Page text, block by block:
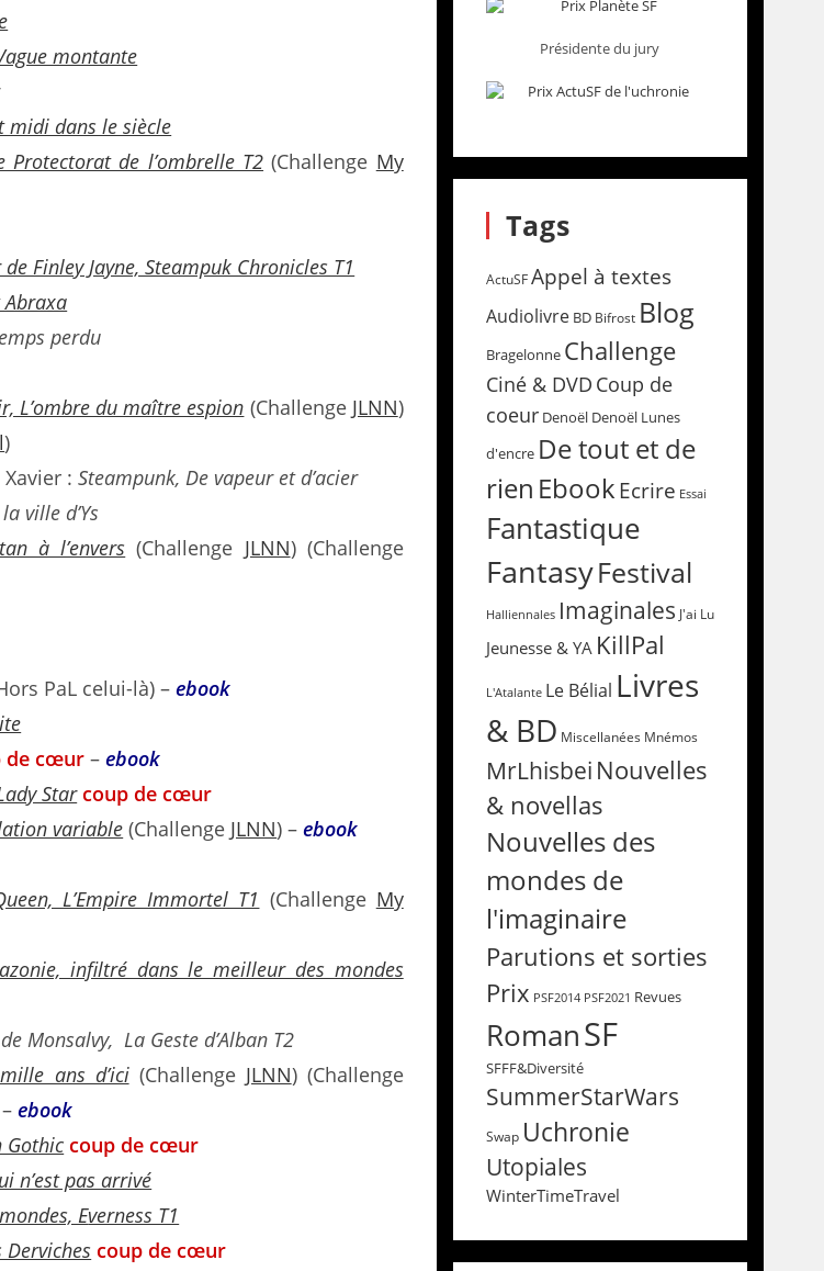
montante
midi dans le siècle
Protectorat de l’ombrelle T2 (Challenge My
de Finley Jayne, Steampuk Chronicles T1
perdu
L’ombre du maître espion (Challenge JLNN)
)
Xavier :Steampunk, De vapeur et d’acier
ville d’Ys
à l’envers (Challenge JLNN) (Challenge
PaL celui-là) –ebook
de cœur –ebook
Star coup de cœur
variable (Challenge JLNN) –ebook
L’Empire Immortel T1 (Challenge My
infiltré dans le meilleur des mondes
Monsalvy, La Geste d’Alban T2
ans d’ici(Challenge JLNN) (Challenge
–ebook
Gothic coup de cœur
n’est pas arrivé
Everness T1
Derviches coup de cœur
Présidente du jury
Tags
ActuSF Appel à textes
Audiolivre BD Bifrost Blog
Bragelonne Challenge
Ciné & DVD Coup de
coeur Denoël Denoël Lunes
d'encre De tout et de
rien EbookEcrire Essai
Fantastique
FantasyFestival
Halliennales Imaginales J'ai Lu
Jeunesse & YA KillPal
L'Atalante Le Bélial Livres
& BD Miscellanées Mnémos
MrLhisbei Nouvelles
& novellas
Nouvelles des
mondes de
l'imaginaire
Parutions et sorties
Prix PSF2014 PSF2021 Revues
RomanSF
SFFF&Diversité
SummerStarWars
Swap Uchronie
Utopiales
WinterTimeTravel